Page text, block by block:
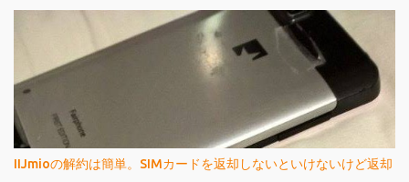
今回ご紹介するセイコー・ファイブのSNK623だ。購入してから文
字盤がエクスプローラーに酷似していることに気づいたが、なか
なか個性的で値段も激安の憎めないやつなんですよ。
IIJmioの解約は簡単。SIMカードを返却しないといけないけど返却